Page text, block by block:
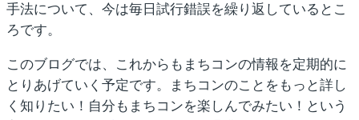
手法について、今は毎日試行錯誤を繰り返しているとこ
ろです。
このブログでは、これからもまちコンの情報を定期的に
とりあげていく予定です。まちコンのことをもっと詳し
く知りたい！自分もまちコンを楽しんでみたい！という